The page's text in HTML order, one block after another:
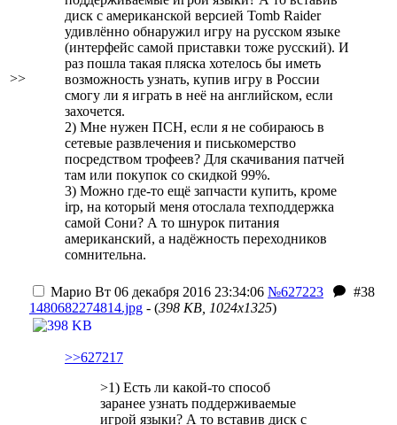
>>
диск с американской версией Tomb Raider
удивлённо обнаружил игру на русском языке
(интерфейс самой приставки тоже русский). И
раз пошла такая пляска хотелось бы иметь
возможность узнать, купив игру в России
смогу ли я играть в неё на английском, если
захочется.
2) Мне нужен ПСН, если я не собираюсь в
сетевые развлечения и писькомерство
посредством трофеев? Для скачивания патчей
там или покупок со скидкой 99%.
3) Можно где-то ещё запчасти купить, кроме
irp, на который меня отослала техподдержка
самой Сони? А то шнурок питания
американский, а надёжность переходников
сомнительна.
Марио Вт 06 декабря 2016 23:34:06 №627223
#38
1480682274814.jpg - (398 KB, 1024x1325)
>>627217
>1) Есть ли какой-то способ
заранее узнать поддерживаемые
игрой языки? А то вставив диск с